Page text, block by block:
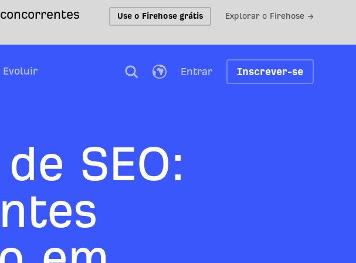
Use o Firehose grátis Explorar o Firehose →
Evoluir Entrar Inscrever-se
SEO: